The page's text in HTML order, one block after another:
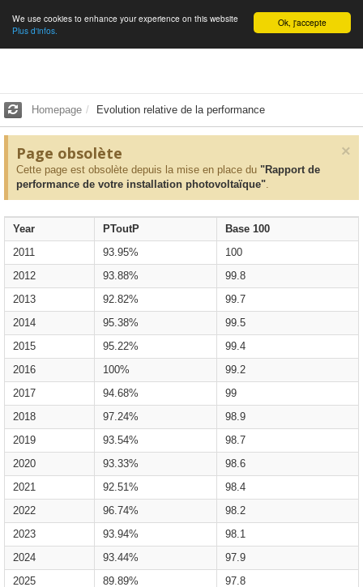
English Ok, j'accepte
We use cookies to enhance your experience on this website
Plus d'infos.
Homepage Evolution relative de la performance
×
Page obsolète
Cette page est obsolète depuis la mise en place du "Rapport de
performance de votre installation photovoltaïque".
Year PToutP
Base 100
2011
93.95%
100
2012
93.88%
99.8
2013
92.82%
99.7
2014
95.38%
99.5
2015
95.22%
99.4
2016
100%
99.2
2017
94.68%
99
2018
97.24%
98.9
2019
93.54%
98.7
2020
93.33%
98.6
2021
92.51%
98.4
2022
96.74%
98.2
2023
93.94%
98.1
2024
93.44%
97.9
2025
89.89% 97.8